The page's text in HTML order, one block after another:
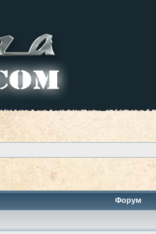
Форум